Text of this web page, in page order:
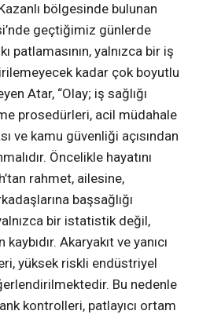
bölgesinde bulunan
geçtiğimiz günlerde
patlamasının, yalnızca bir iş
kadar çok boyutlu
Atar, “Olay; iş sağlığı
prosedürleri, acil müdahale
ve kamu güvenliği açısından
Öncelikle hayatını
rahmet, ailesine,
başsağlığı
bir istatistik değil,
Akaryakıt ve yanıcı
yüksek riskli endüstriyel
Bu nedenle
kontrolleri, patlayıcı ortam